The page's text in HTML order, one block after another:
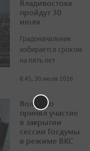
Владивостока
пройдут 30
июля
Градоначальник
избирается сроком
на пять лет
8:45, 30 июля 2026
Волошко
принял участие
в закрытии
сессии Госдумы
в режиме ВКС